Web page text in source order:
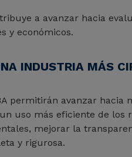
a avanzar hacia
y económicos.
INDUSTRIA MÁS
permitirán avanzar
uso más eficiente de los
mejorar la
y rigurosa.